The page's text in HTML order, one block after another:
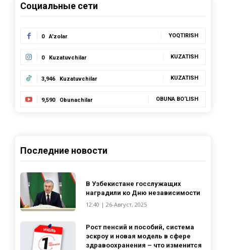
Социальные сети
0 A'zolar YOQTIRISH
0 Kuzatuvchilar KUZATISH
3,946 Kuzatuvchilar KUZATISH
9,590 Obunachilar OBUNA BO‘LISH
Последние новости
В Узбекистане госслужащих
наградили ко Дню независимости
12:40 | 26-Август, 2025
Рост пенсий и пособий, система
эскроу и новая модель в сфере
здравоохранения – что изменится